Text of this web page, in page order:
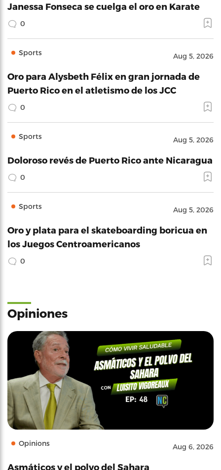
Janessa Fonseca se cuelga el oro en Karate
0
Sports Aug 5, 2026
Oro para Alysbeth Félix en gran jornada de
Puerto Rico en el atletismo de los JCC
0
Sports Aug 5, 2026
Doloroso revés de Puerto Rico ante Nicaragua
0
Sports Aug 5, 2026
Oro y plata para el skateboarding boricua en
los Juegos Centroamericanos
0
Opiniones
Opinions Aug 6, 2026
Asmáticos y el polvo del Sahara